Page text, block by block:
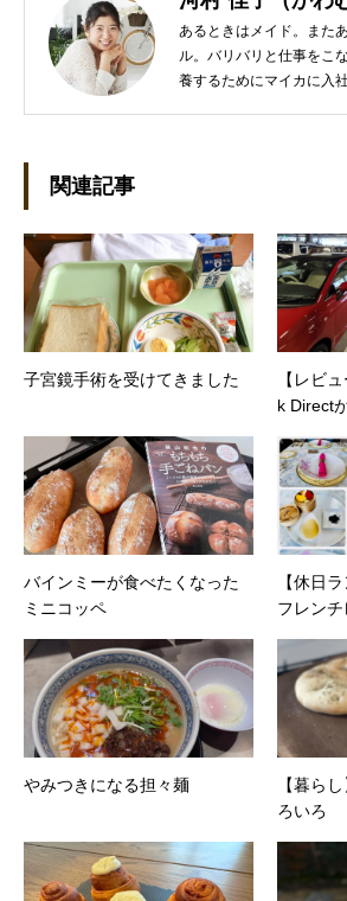
あるときはメイド。また
ル。バリバリと仕事をこ
養するためにマイカに入
べく上京。設立して間も
が多かったので、総務的
る。●連絡先 メール：
関連記事
子宮鏡手術を受けてきました
【レビ
k Direct
バインミーが食べたくなった
ミニコッペ
【休日
フレン
やみつきになる担々麺
【暮ら
ろいろ